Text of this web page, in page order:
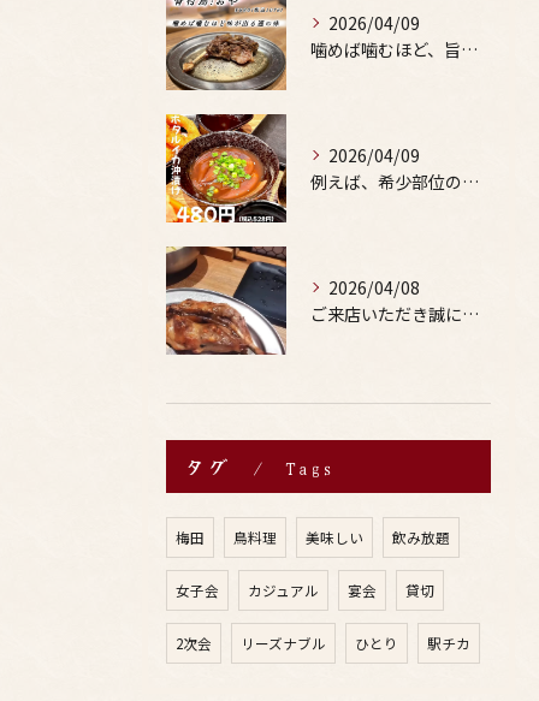
2026/04/09
噛めば噛むほど、旨みがあふれる。
2026/04/09
例えば、希少部位の串を試したり、季節限定の地酒を味わったりす...
2026/04/08
ご来店いただき誠にありがとうございます。
タグ Tags
梅田 鳥料理 美味しい 飲み放題
女子会 カジュアル 宴会 貸切
2次会 リーズナブル ひとり 駅チカ